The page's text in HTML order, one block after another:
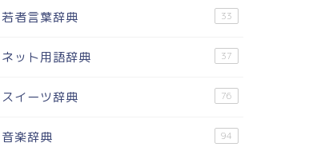
若者言葉辞典 33
ネット用語辞典 37
スイーツ辞典 76
音楽辞典 94